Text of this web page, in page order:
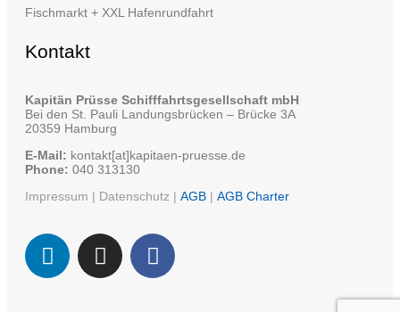
Fischmarkt + XXL Hafenrundfahrt
Kontakt
Kapitän Prüsse Schifffahrtsgesellschaft mbH
Bei den St. Pauli Landungsbrücken – Brücke 3A
20359 Hamburg
E-Mail: kontakt[at]kapitaen-pruesse.de
Phone: 040 313130
Impressum | Datenschutz | AGB | AGB Charter